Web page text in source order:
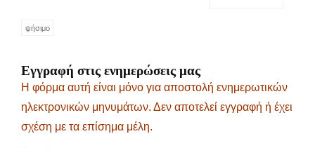
ψήσιμο
Εγγραφή στις ενημερώσεις μας
Η φόρμα αυτή είναι μόνο για αποστολή ενημερωτικών
ηλεκτρονικών μηνυμάτων. Δεν αποτελεί εγγραφή ή έχει
σχέση με τα επίσημα μέλη.